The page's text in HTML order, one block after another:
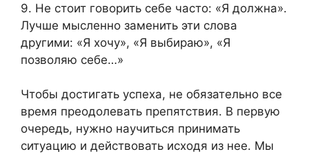
9. Не стоит говорить себе часто: «Я должна».
Лучше мысленно заменить эти слова
другими: «Я хочу», «Я выбираю», «Я
позволяю себе…»
Чтобы достигать успеха, не обязательно все
время преодолевать препятствия. В первую
очередь, нужно научиться принимать
ситуацию и действовать исходя из нее. Мы